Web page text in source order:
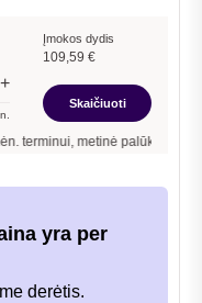
+
Įmokos dydis
109,59 €
Skaičiuoti
metinė palūkanų norma –
yra per
derėtis.